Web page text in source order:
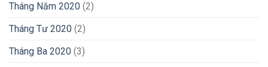
Tháng Năm 2020 (2)
Tháng Tư 2020 (2)
Tháng Ba 2020 (3)